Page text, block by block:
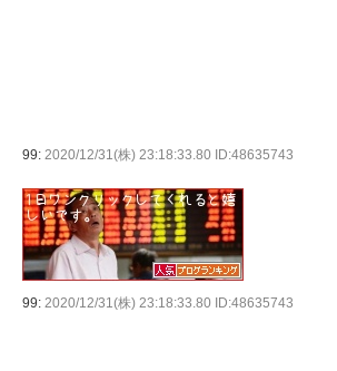
99: 2020/12/31(株) 23:18:33.80 ID:48635743
99: 2020/12/31(株) 23:18:33.80 ID:48635743